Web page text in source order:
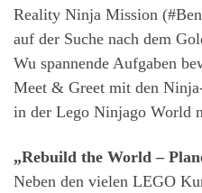
Reality Ninja Mission
auf der Suche nach dem
Wu spannende Aufgaben
Meet & Greet mit den
in der Lego Ninjago World
„Rebuild the World –
Neben den vielen LEGO